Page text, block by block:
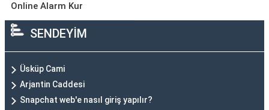
Online Alarm Kur
SENDEYİM
Üsküp Cami
Arjantin Caddesi
Snapchat web'e nasıl giriş yapılır?